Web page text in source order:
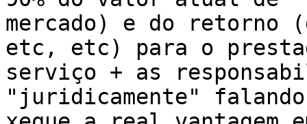
mercado) e do retorno
etc, etc) para o
serviço + as
"juridicamente" falando